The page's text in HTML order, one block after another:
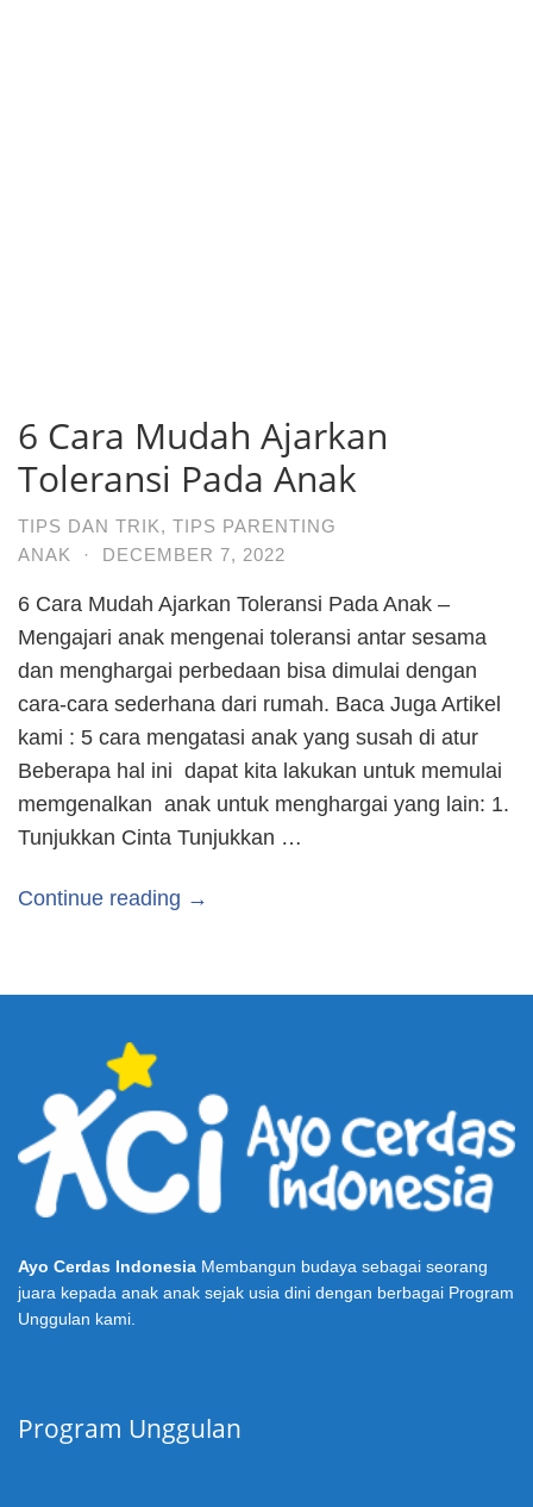
6 Cara Mudah Ajarkan
Toleransi Pada Anak
TIPS DAN TRIK, TIPS PARENTING
ANAK
· DECEMBER 7, 2022
6 Cara Mudah Ajarkan Toleransi Pada Anak –
Mengajari anak mengenai toleransi antar sesama
dan menghargai perbedaan bisa dimulai dengan
cara-cara sederhana dari rumah. Baca Juga Artikel
kami : 5 cara mengatasi anak yang susah di atur
Beberapa hal ini dapat kita lakukan untuk memulai
memgenalkan anak untuk menghargai yang lain: 1.
Tunjukkan Cinta Tunjukkan …
Continue reading →
Ayo Cerdas Indonesia Membangun budaya sebagai seorang
juara kepada anak anak sejak usia dini dengan berbagai Program
Unggulan kami.
Program Unggulan